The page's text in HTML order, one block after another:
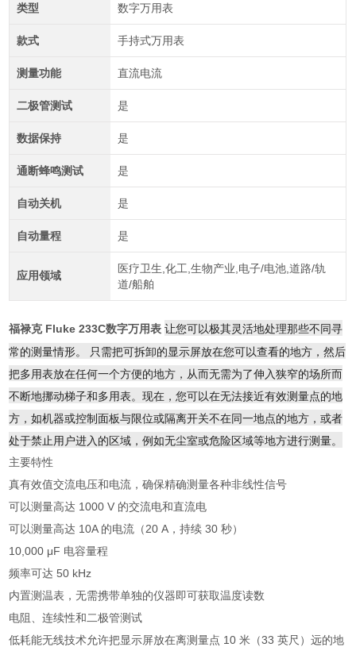
类型 数字万用表
款式 手持式万用表
测量功能 直流电流
二极管测试 是
数据保持 是
通断蜂鸣测试 是
自动关机 是
自动量程 是
应用领域
医疗卫生,化工,生物产业,电子/电池,道路/轨
道/船舶
福禄克 Fluke 233C数字万用表 让您可以极其灵活地处理那些不同寻
常的测量情形。 只需把可拆卸的显示屏放在您可以查看的地方，然后
把多用表放在任何一个方便的地方，从而无需为了伸入狭窄的场所而
不断地挪动梯子和多用表。现在，您可以在无法接近有效测量点的地
方，如机器或控制面板与限位或隔离开关不在同一地点的地方，或者
处于禁止用户进入的区域，例如无尘室或危险区域等地方进行测量。
主要特性
真有效值交流电压和电流，确保精确测量各种非线性信号
可以测量高达 1000 V 的交流电和直流电
可以测量高达 10A 的电流（20 A，持续 30 秒）
10,000 μF 电容量程
频率可达 50 kHz
内置测温表，无需携带单独的仪器即可获取温度读数
电阻、连续性和二极管测试
低耗能无线技术允许把显示屏放在离测量点 10 米（33 英尺）远的地